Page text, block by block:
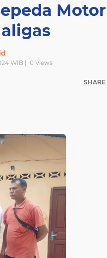
WIB | 0 Views
SHARE